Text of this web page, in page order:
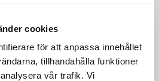
cookies
för att anpassa innehållet
tillhandahålla funktioner
vår trafik. Vi
eller produktledare